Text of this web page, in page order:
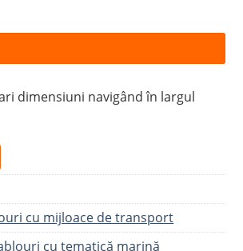
dimensiuni navigând în largul
cu mijloace de transport
cu tematică marină